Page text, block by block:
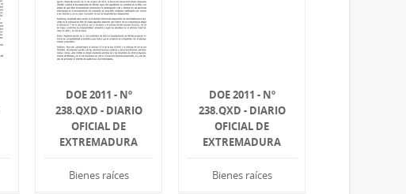
DOE 2011 - Nº
238.QXD - DIARIO
OFICIAL DE
EXTREMADURA
Bienes raíces
DOE 2011 - Nº
238.QXD - DIARIO
OFICIAL DE
EXTREMADURA
Bienes raíces